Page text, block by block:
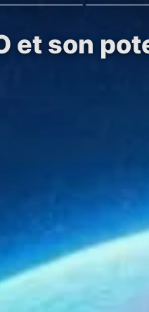
et son